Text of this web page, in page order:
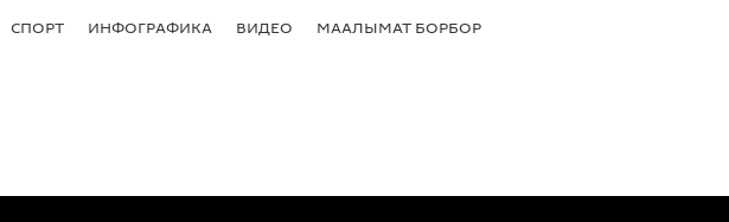
СПОРТ ИНФОГРАФИКА ВИДЕО МААЛЫМАТ БОРБОР